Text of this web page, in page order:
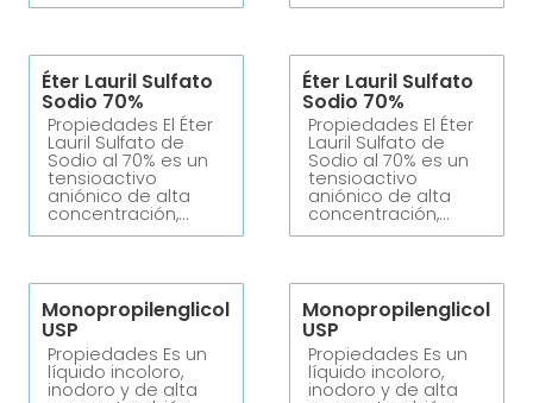
Éter Lauril Sulfato
Sodio 70%
Propiedades El Éter
Lauril Sulfato de
Sodio al 70% es un
tensioactivo
aniónico de alta
concentración,…
Éter Lauril Sulfato
Sodio 70%
Propiedades El Éter
Lauril Sulfato de
Sodio al 70% es un
tensioactivo
aniónico de alta
concentración,…
Monopropilenglicol
USP
Propiedades Es un
líquido incoloro,
inodoro y de alta
Monopropilenglicol
USP
Propiedades Es un
líquido incoloro,
inodoro y de alta